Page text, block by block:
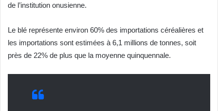
de l’institution onusienne.
Le blé représente environ 60% des importations céréalières et
les importations sont estimées à 6,1 millions de tonnes, soit
près de 22% de plus que la moyenne quinquennale.